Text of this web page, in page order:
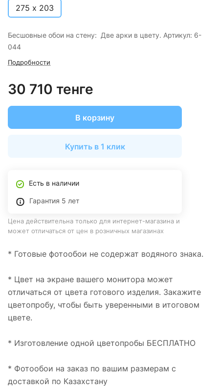
275 х 203
Бесшовные обои на стену: Две арки в цвету. Артикул: 6-
044
Подробности
30 710 тенге
В корзину
Купить в 1 клик
Есть в наличии
Гарантия 5 лет
Цена действительна только для интернет-магазина и
может отличаться от цен в розничных магазинах
* Готовые фотообои не содержат водяного знака.
* Цвет на экране вашего монитора может
отличаться от цвета готового изделия. Закажите
цветопробу, чтобы быть уверенными в итоговом
цвете.
* Изготовление одной цветопробы БЕСПЛАТНО
* Фотообои на заказ по вашим размерам с
доставкой по Казахстану